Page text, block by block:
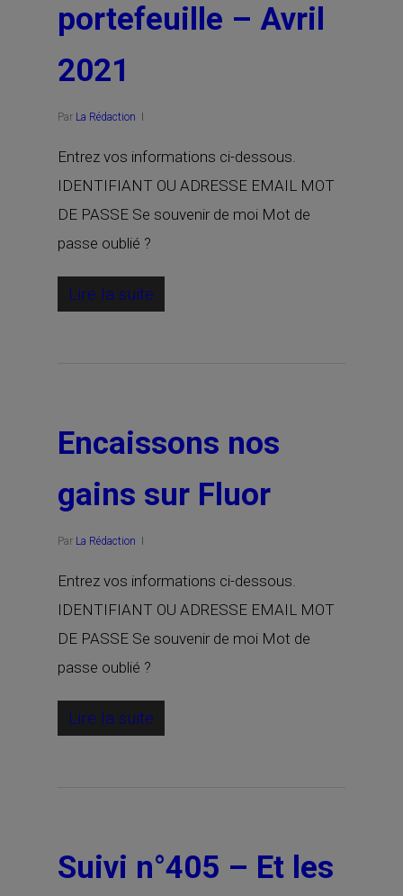
portefeuille – Avril
2021
Par La Rédaction
Entrez vos informations ci-dessous.
IDENTIFIANT OU ADRESSE EMAIL MOT
DE PASSE Se souvenir de moi Mot de
passe oublié ?
Lire la suite
Encaissons nos
gains sur Fluor
Par La Rédaction
Entrez vos informations ci-dessous.
IDENTIFIANT OU ADRESSE EMAIL MOT
DE PASSE Se souvenir de moi Mot de
passe oublié ?
Lire la suite
Suivi n°405 – Et les